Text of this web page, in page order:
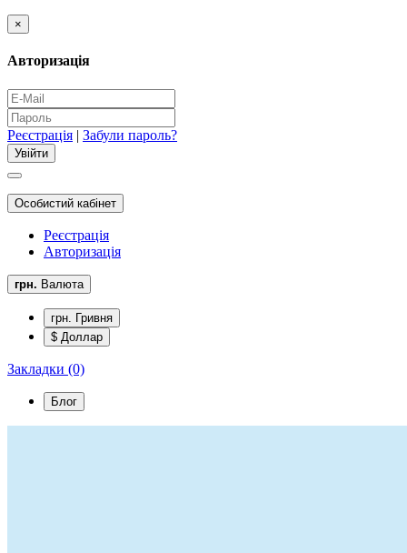
×
Авторизація
Реєстрація | Забули пароль?
Особистий кабінет
Реєстрація
Авторизація
грн. Валюта
грн. Гривня
$ Доллар
Закладки (0)
Блог